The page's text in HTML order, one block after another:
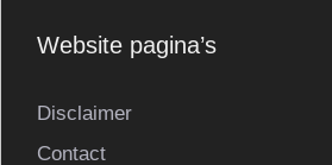
Website pagina’s
Disclaimer
Contact